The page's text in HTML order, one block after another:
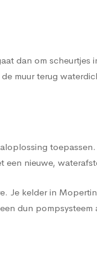
dan om
muur terug
nieuwe,
kelder in
dun